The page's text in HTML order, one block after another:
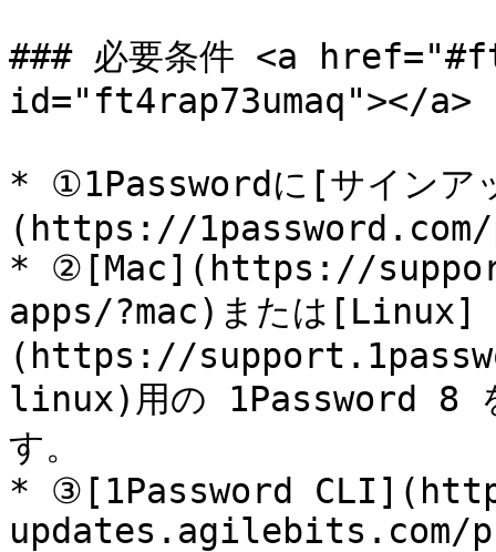
### 必要条件 <a
id="ft4rap73umaq"></a>
* ①1Passwordに[サインア
(https://
* ②[Mac](https://
apps/?mac)または[Linux]
(https://
linux)用の 1Password 8 を
す。
* ③[1Password
updates.agilebits.com/